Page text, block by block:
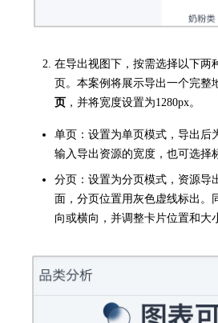
在导出视图下，按需选择以下两
页。本案例将展示导出一个完整
页 ，并将宽度设置为1280px。
单页：设置为单页模式，导出后
输入导出资源的宽度，也可选择
分页：设置为分页模式，资源导
面，分页位置用灰色虚线标出。
向或横向，并调整卡片位置和大